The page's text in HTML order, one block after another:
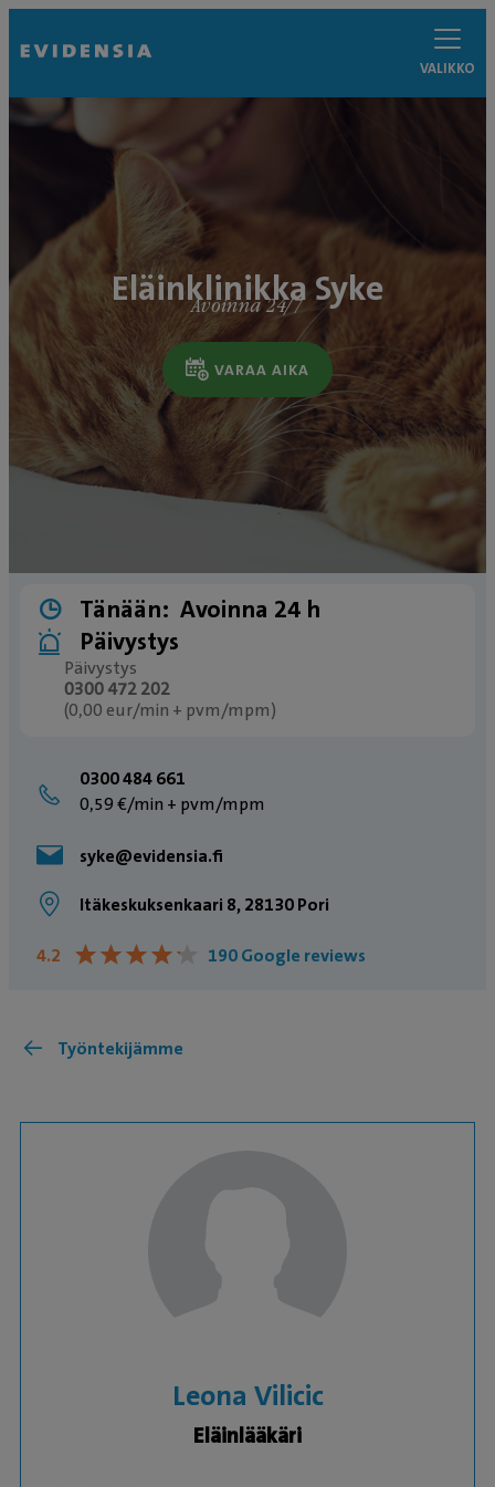
VALIKKO
Eläinklinikka Syke
Avoinna 24/7
VARAA AIKA
Tänään: Avoinna 24 h
Päivystys
Päivystys
0300 472 202
(0,00 eur/min + pvm/mpm)
0300 484 661
0,59 €/min + pvm/mpm
syke@evidensia.fi
Itäkeskuksenkaari 8, 28130 Pori
4.2 ★★★★★
★★★★★ 190 Google reviews
Työntekijämme
Leona Vilicic
Eläinlääkäri